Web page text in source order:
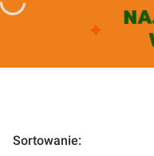
Lista
Sortowanie: